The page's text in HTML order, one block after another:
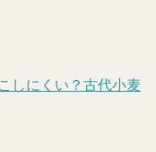
しにくい？古代小麦